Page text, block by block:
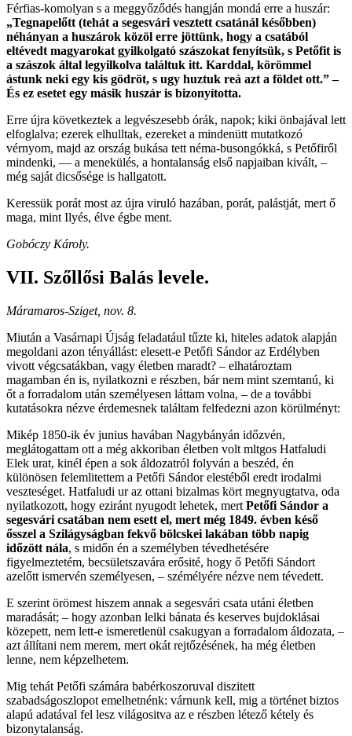
Férfias-komolyan s a meggyőződés hangján mondá erre a huszár:
„Tegnapelőtt (tehát a segesvári vesztett csatánál későbben)
néhányan a huszárok közöl erre jöttünk, hogy a csatából
eltévedt magyarokat gyilkolgató szászokat fenyítsük, s Petőfit is
a szászok által legyilkolva találtuk itt. Karddal, körömmel
ástunk neki egy kis gödröt, s ugy huztuk reá azt a földet ott.” –
És ez esetet egy másik huszár is bizonyította.
Erre újra következtek a legvészesebb órák, napok; kiki önbajával lett
elfoglalva; ezerek elhulltak, ezereket a mindenütt mutatkozó
vérnyom, majd az ország bukása tett néma-busongókká, s Petőfiről
mindenki, — a menekülés, a hontalanság első napjaiban kivált, –
még saját dicsősége is hallgatott.
Keressük porát most az újra viruló hazában, porát, palástját, mert ő
maga, mint Ilyés, élve égbe ment.
Gobóczy Károly.
VII. Szőllősi Balás levele.
Máramaros-Sziget, nov. 8.
Miután a Vasárnapi Újság feladatául tűzte ki, hiteles adatok alapján
megoldani azon tényállást: elesett-e Petőfi Sándor az Erdélyben
vivott végcsatákban, vagy életben maradt? – elhatároztam
magamban én is, nyilatkozni e részben, bár nem mint szemtanú, ki
őt a forradalom után személyesen láttam volna, – de a további
kutatásokra nézve érdemesnek találtam felfedezni azon körülményt:
Mikép 1850-ik év junius havában Nagybányán időzvén,
meglátogattam ott a még akkoriban életben volt mltgos Hatfaludi
Elek urat, kinél épen a sok áldozatról folyván a beszéd, én
különösen felemlitettem a Petőfi Sándor elestéből eredt irodalmi
veszteséget. Hatfaludi ur az ottani bizalmas kört megnyugtatva, oda
nyilatkozott, hogy eziránt nyugodt lehetek, mert Petőfi Sándor a
segesvári csatában nem esett el, mert még 1849. évben késő
ősszel a Szilágyságban fekvő bölcskei lakában több napig
időzött nála, s midőn én a személyben tévedhetésére
figyelmeztetém, becsületszavára erősité, hogy ő Petőfi Sándort
azelőtt ismervén személyesen, – szémélyére nézve nem tévedett.
E szerint örömest hiszem annak a segesvári csata utáni életben
maradását; – hogy azonban lelki bánata és keserves bujdoklásai
közepett, nem lett-e ismeretlenül csakugyan a forradalom áldozata, –
azt állítani nem merem, mert okát rejtőzésének, ha még életben
lenne, nem képzelhetem.
Mig tehát Petőfi számára babérkoszoruval diszitett
szabadságoszlopot emelhetnénk: várnunk kell, mig a történet biztos
alapú adatával fel lesz világositva az e részben létező kétely és
bizonytalanság.